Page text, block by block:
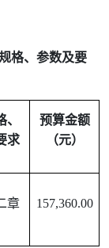
格、参数及要
求
预算金额
（元）
章 157,360.00